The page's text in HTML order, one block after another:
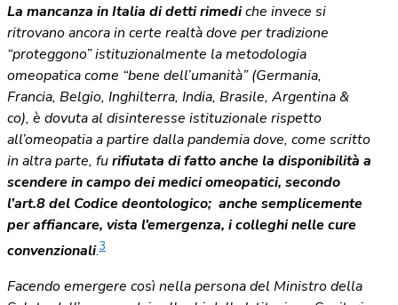
La mancanza in Italia di detti rimediche invece si
ritrovano ancora in certe realtà dove per tradizione
“proteggono” istituzionalmente la metodologia
omeopatica come “bene dell’umanità” (Germania,
Francia, Belgio, Inghilterra, India, Brasile, Argentina &
co), è dovuta al disinteresse istituzionale rispetto
all’omeopatia a partire dalla pandemia dove, come scritto
in altra parte, furifiutata di fatto anche la disponibilità a
scendere in campo dei medici omeopatici, secondo
l’art.8 del Codice deontologico; anche semplicemente
per affiancare, vista l’emergenza, i colleghi nelle cure
convenzionali.3
Facendo emergere così nella persona del Ministro della